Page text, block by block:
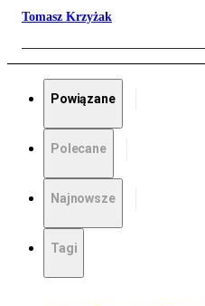
Tomasz Krzyżak
Powiązane
Polecane
Najnowsze
Tagi